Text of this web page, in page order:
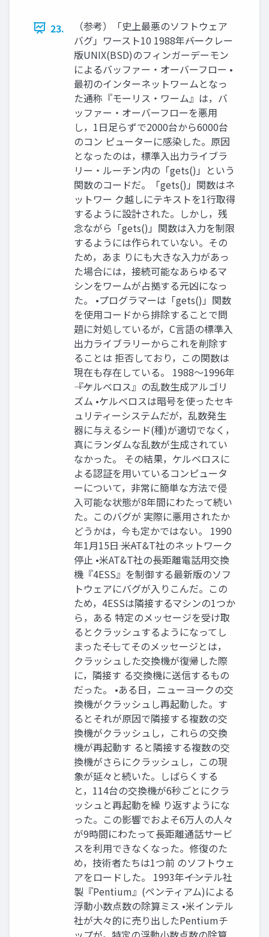
23.
（参考）「史上最悪のソフトウェア
バグ」ワースト10 1988年――バークレー
版UNIX(BSD)のフィンガーデーモン
によるバッファー・オーバーフロー •
最初のインターネットワームとなっ
た通称『モーリス・ワーム』は，バ
ッファー・オーバーフローを悪用
し，1日足らずで2000台から6000台
のコン ピューターに感染した。原因
となったのは，標準入出力ライブラ
リー・ルーチン内の「gets()」という
関数のコードだ。「gets()」関数はネ
ットワー ク越しにテキストを1行取得
するように設計された。しかし，残
念ながら「gets()」関数は入力を制限
するようには作られていない。その
ため，あま りにも大きな入力があっ
た場合には，接続可能なあらゆるマ
シンをワームが占拠する元凶になっ
た。 •プログラマーは「gets()」関数
を使用コードから排除することで問
題に対処しているが，C言語の標準入
出力ライブラリーからこれを削除す
ることは 拒否しており，この関数は
現在も存在している。 1988〜1996年
――『ケルベロス』の乱数生成アルゴリ
ズム •ケルベロスは暗号を使ったセキ
ュリティーシステムだが，乱数発生
器に与えるシード(種)が適切でなく，
真にランダムな乱数が生成されてい
なかった。 その結果，ケルベロスに
よる認証を用いているコンピュータ
ーについて，非常に簡単な方法で侵
入可能な状態が8年間にわたって続い
た。このバグが 実際に悪用されたか
どうかは，今も定かではない。 1990
年1月15日―― 米AT&T社のネットワーク
停止 •米AT&T社の長距離電話用交換
機『4ESS』を制御する最新版のソフ
トウェアにバグが入りこんだ。この
ため，4ESSは隣接するマシンの1つか
ら，ある 特定のメッセージを受け取
るとクラッシュするようになってし
まった――そしてそのメッセージとは，
クラッシュした交換機が復帰した際
に，隣接す る交換機に送信するもの
だった。 •ある日，ニューヨークの交
換機がクラッシュし再起動した。す
るとそれが原因で隣接する複数の交
換機がクラッシュし，これらの交換
機が再起動す ると隣接する複数の交
換機がさらにクラッシュし，この現
象が延々と続いた。しばらくする
と，114台の交換機が6秒ごとにクラ
ッシュと再起動を繰 り返すようにな
った。この影響でおよそ6万人の人々
が9時間にわたって長距離通話サービ
スを利用できなくなった。修復のた
め，技術者たちは1つ前 のソフトウェ
アをロードした。 1993年――インテル社
製『Pentium』(ペンティアム)による
浮動小数点数の除算ミス •米インテル
社が大々的に売り出したPentiumチ